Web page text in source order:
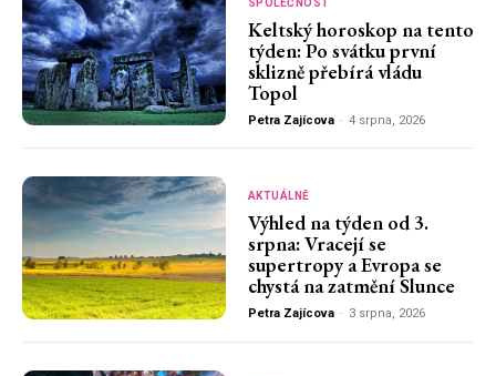
Keltský horoskop na tento
týden: Po svátku první
sklizně přebírá vládu
Topol
Petra Zajícova - 4 srpna, 2026
AKTUÁLNĚ
Výhled na týden od 3.
srpna: Vracejí se
supertropy a Evropa se
chystá na zatmění Slunce
Petra Zajícova - 3 srpna, 2026